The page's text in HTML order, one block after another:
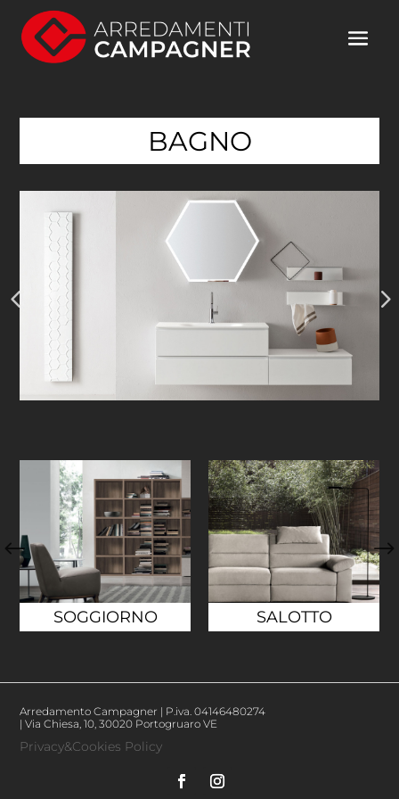
BAGNO
SOGGIORNO SALOTTO
Arredamento Campagner | P.iva.04146480274
| Via Chiesa, 10, 30020 Portogruaro VE
Privacy&Cookies Policy